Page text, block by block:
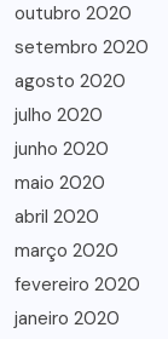
outubro 2020
setembro 2020
agosto 2020
julho 2020
junho 2020
maio 2020
abril 2020
março 2020
fevereiro 2020
janeiro 2020